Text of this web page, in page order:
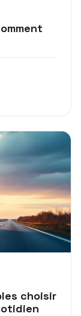
choisir